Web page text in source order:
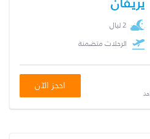
2 ليال
الرحلات متضمنة
احجز الآن